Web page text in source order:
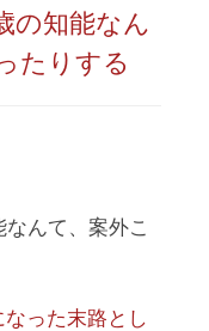
の知能なん
たりする
んて、案外こ
った末路とし